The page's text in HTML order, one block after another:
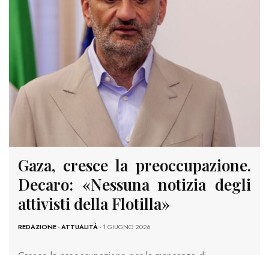
Gaza, cresce la preoccupazione.
Decaro: «Nessuna notizia degli
attivisti della Flotilla»
REDAZIONE-ATTUALITÀ- 1 GIUGNO 2026